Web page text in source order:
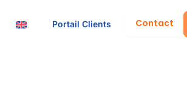
Portail Clients Contact